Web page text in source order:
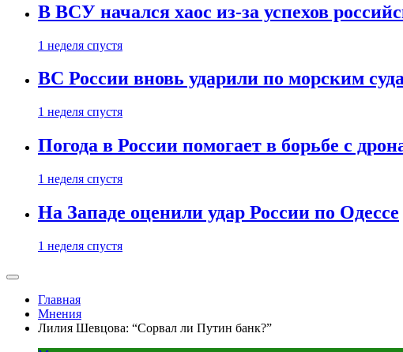
В ВСУ начался хаос из-за успехов
1 неделя спустя
ВС России вновь ударили по морским
1 неделя спустя
Погода в России помогает в борьбе с
1 неделя спустя
На Западе оценили удар России по Одессе
1 неделя спустя
Главная
Мнения
Лилия Шевцова: “Сорвал ли Путин банк?”